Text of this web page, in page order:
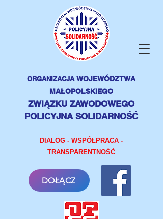
ORGANIZACJAWOJEWÓDZTWA
MAŁOPOLSKIEGO
ZWIĄZKU ZAWODOWEGO
POLICYJNA SOLIDARNOŚĆ
DIALOG - WSPÓŁPRACA -
TRANSPARENTNOŚĆ
DOŁĄCZ